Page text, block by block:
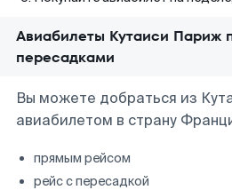
Авиабилеты Кутаиси Париж
пересадками
Вы можете добраться из
авиабилетом в страну
прямым рейсом
рейс с пересадкой